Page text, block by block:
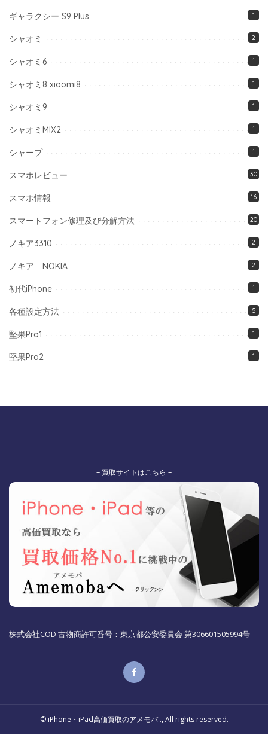
ギャラクシー S9 Plus 1
シャオミ 2
シャオミ6 1
シャオミ8 xiaomi8 1
シャオミ9 1
シャオミMIX2 1
シャープ 1
スマホレビュー 30
スマホ情報 16
スマートフォン修理及び分解方法 20
ノキア3310 2
ノキア NOKIA 2
初代iPhone 1
各種設定方法 5
堅果Pro1 1
堅果Pro2 1
– 買取サイトはこちら –
株式会社COD 古物商許可番号：東京都公安委員会 第306601505994号
© iPhone・iPad高価買取のアメモバ ., All rights reserved.